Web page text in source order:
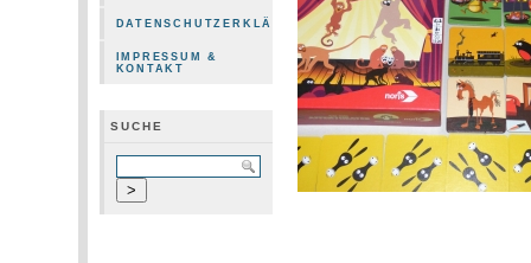
DATENSCHUTZERKLÄRUNG
IMPRESSUM &
KONTAKT
SUCHE